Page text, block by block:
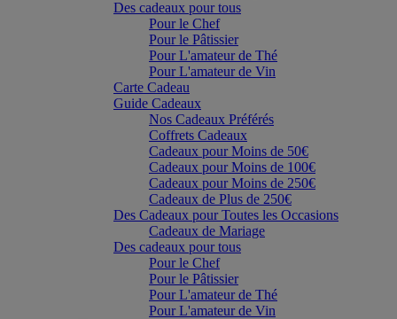
Des cadeaux pour tous
Pour le Chef
Pour le Pâtissier
Pour L'amateur de Thé
Pour L'amateur de Vin
Carte Cadeau
Guide Cadeaux
Nos Cadeaux Préférés
Coffrets Cadeaux
Cadeaux pour Moins de 50€
Cadeaux pour Moins de 100€
Cadeaux pour Moins de 250€
Cadeaux de Plus de 250€
Des Cadeaux pour Toutes les Occasions
Cadeaux de Mariage
Des cadeaux pour tous
Pour le Chef
Pour le Pâtissier
Pour L'amateur de Thé
Pour L'amateur de Vin